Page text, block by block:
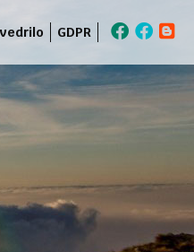
GDPR